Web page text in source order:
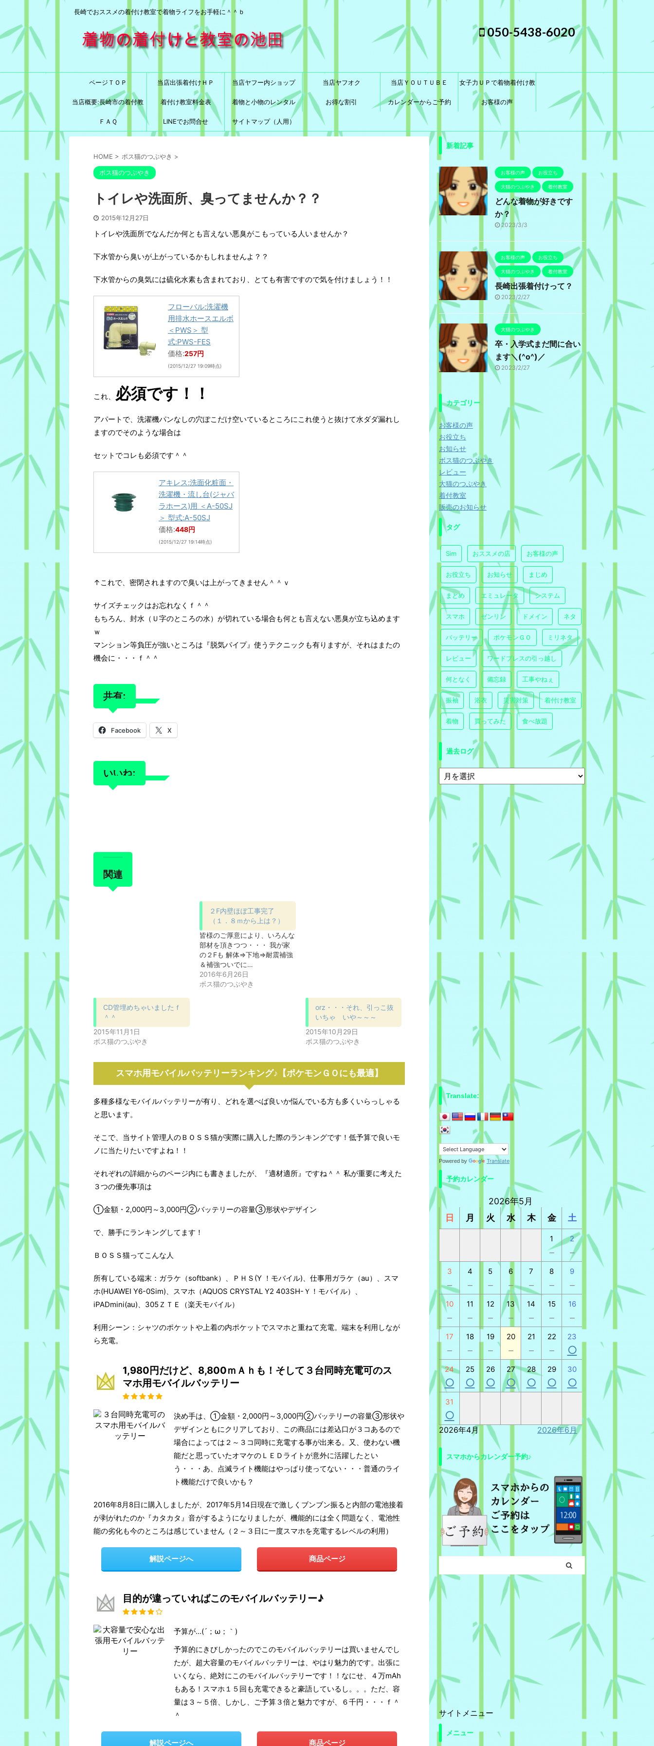
長崎でおススメの着付け教室で着物ライフをお手軽に＾＾ｂ
050-5438-6020
ページＴＯＰ 当店出張着付けＨＰ 当店ヤフー内ショップ 当店ヤフオク 当店ＹＯＵＴＵＢＥ 女子力ＵＰで着物着付け教
室に通おう！
当店概要:長崎市の着付教
室と言えば！
着付け教室料金表 着物と小物のレンタル お得な割引 カレンダーからご予約 お客様の声
ＦＡＱ LINEでお問合せ サイトマップ（人用）
HOME > ボス猫のつぶやき >
ボス猫のつぶやき
トイレや洗面所、臭ってませんか？？
2015年12月27日
トイレや洗面所でなんだか何とも言えない悪臭がこもっている人いませんか？
下水管から臭いが上がっているかもしれませんよ？？
下水管からの臭気には硫化水素も含まれており、とても有害ですので気を付けましょう！！
フローバル:洗濯機
用排水ホースエルボ
＜PWS＞ 型
式:PWS-FES
価格:257円
(2015/12/27 19:09時点)
これ、 必須です！！
アパートで、洗濯機パンなしの穴ぽこだけ空いているところにこれ使うと抜けて水ダダ漏れし
ますのでそのような場合は
セットでコレも必須です＾＾
アキレス:洗面化粧面・
洗濯機・流し台(ジャバ
ラホース)用 ＜A-50SJ
＞ 型式:A-50SJ
価格:448円
(2015/12/27 19:14時点)
↑これで、密閉されますので臭いは上がってきません＾＾ｖ
サイズチェックはお忘れなくｆ＾＾
もちろん、封水（Ｕ字のところの水）が切れている場合も何とも言えない悪臭が立ち込めます
ｗ
マンション等負圧が強いところは『脱気パイプ』使うテクニックも有りますが、それはまたの
機会に・・・ｆ＾＾
共有:
Facebook X
いいね:
関連
CD管埋めちゃいましたｆ
＾＾
2015年11月1日
ボス猫のつぶやき
２F内壁ほぼ工事完了
（１．８ｍから上は？）
皆様のご厚意により、いろんな
部材を頂きつつ・・・ 我が家
の２Fも 解体⇒下地⇒耐震補強
＆補強ついでに…
2016年6月26日
ボス猫のつぶやき
orz・・・それ、引っこ抜
いちゃ いや～～～
2015年10月29日
ボス猫のつぶやき
スマホ用モバイルバッテリーランキング♪【ポケモンＧＯにも最適】
多種多様なモバイルバッテリーが有り、どれを選べば良いか悩んでいる方も多くいらっしゃる
と思います。
そこで、当サイト管理人のＢＯＳＳ猫が実際に購入した際のランキングです！低予算で良いモ
ノに当たりたいですよね！！
それぞれの詳細からのページ内にも書きましたが、『適材適所』ですね＾＾ 私が重要に考えた
３つの優先事項は
①金額・2,000円～3,000円②バッテリーの容量③形状やデザイン
で、勝手にランキングしてます！
ＢＯＳＳ猫ってこんな人
所有している端末：ガラケ（softbank）、ＰＨＳ(Y ！モバイル)、仕事用ガラケ（au）、スマ
ホ(HUAWEI Y6-0Sim)、スマホ（AQUOS CRYSTAL Y2 403SH-Ｙ！モバイル）、
iPADmini(au)、305ＺＴＥ（楽天モバイル）
利用シーン：シャツのポケットや上着の内ポケットでスマホと重ねて充電。端末を利用しなが
ら充電。
1,980円だけど、8,800ｍＡｈも！そして３台同時充電可のス
マホ用モバイルバッテリー
決め手は、①金額・2,000円～3,000円②バッテリーの容量③形状や
デザインともにクリアしており、この商品には差込口が３コあるので
場合によっては２～３コ同時に充電する事が出来る。又、使わない機
能だと思っていたオマケのＬＥＤライトが意外に活躍したとい
う・・・あ、点滅ライト機能はやっぱり使ってない・・・普通のライ
ト機能だけで良いかも？
2016年8月8日に購入しましたが、2017年5月14日現在で激しくブンブン振ると内部の電池接着
が剥がれたのか『カタカタ』音がするようになりましたが、機能的には全く問題なく、電池性
能の劣化も今のところは感じていません（２～３日に一度スマホを充電するレベルの利用）
解説ページへ 商品ページ
目的が違っていればこのモバイルバッテリー♪
予算が…(´；ω；｀)
予算的にきびしかったのでこのモバイルバッテリーは買いませんでし
たが、超大容量のモバイルバッテリーは、やはり魅力的です。出張に
いくなら、絶対にこのモバイルバッテリーです！！なにせ、４万mAh
もある！スマホ１５回も充電できると豪語しているし。。。ただ、容
量は３～５倍、しかし、ご予算３倍と魅力ですが、６千円・・・ｆ＾
＾
解説ページへ 商品ページ
新着記事
お客様の声 お役立ち
大猫のつぶやき 着付教室
どんな着物が好きです
か？
2023/3/3
お客様の声 お役立ち
大猫のつぶやき 着付教室
長崎出張着付けって？
2023/2/27
大猫のつぶやき
卒・入学式まだ間に合い
ます＼(^o^)／
2023/2/27
カテゴリー
お客様の声
お役立ち
お知らせ
ボス猫のつぶやき
レビュー
大猫のつぶやき
着付教室
販売のお知らせ
タグ
Sim おススメの店 お客様の声
お役立ち お知らせ まじめ
まとめ エミュレータ システム
スマホ ゼンリン ドメイン ネタ
バッテリー ポケモンＧＯ ミリネタ
レビュー ワードプレスの引っ越し
何となく 備忘録 工事やねぇ
振袖 浴衣 災害対策 着付け教室
着物 買ってみた 食べ放題
過去ログ
Translate:
Powered by Translate
予約カレンダー
2026年5月
日
月 火 水 木 金 土
1
－
2
－
3
－
4
－
5
－
6
－
7
－
8
－
9
－
10
－
11
－
12
－
13
－
14
－
15
－
16
－
17
－
18
－
19
－
20
－
21
－
22
－
23
○
24
○
25
○
26
○
27
○
28
○
29
○
30
○
31
○
2026年4月 2026年6月
スマホからカレンダー予約♪
サイトメニュー
メニュー